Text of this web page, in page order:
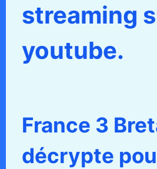
streaming
youtube.
France 3
décrypte